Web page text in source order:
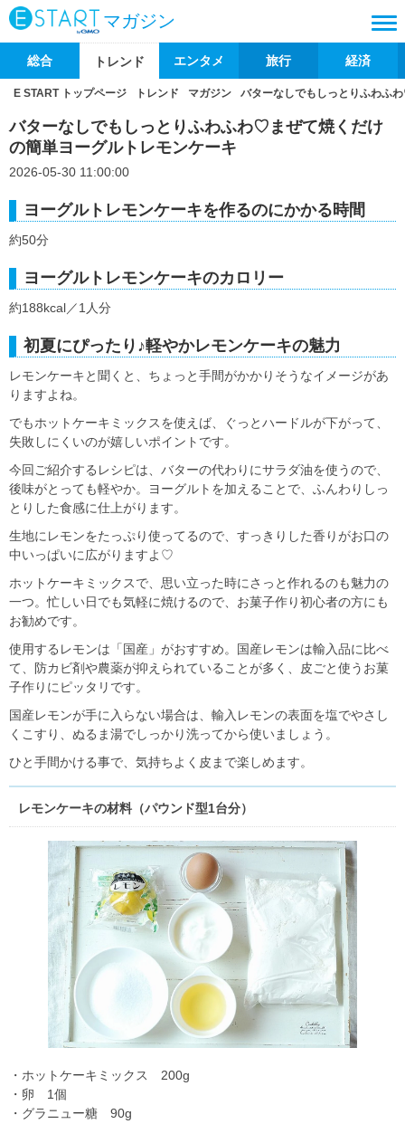
マガジン
総合 トレンド エンタメ 旅行 経済
E START トップページ トレンド マガジン バターなしでもしっとりふわふ
バターなしでもしっとりふわふわ♡まぜて焼くだけ
の簡単ヨーグルトレモンケーキ
2026-05-30 11:00:00
ヨーグルトレモンケーキを作るのにかかる時間
約50分
ヨーグルトレモンケーキのカロリー
約188kcal／1人分
初夏にぴったり♪軽やかレモンケーキの魅力
レモンケーキと聞くと、ちょっと手間がかかりそうなイメージがあ
りますよね。
でもホットケーキミックスを使えば、ぐっとハードルが下がって、
失敗しにくいのが嬉しいポイントです。
今回ご紹介するレシピは、バターの代わりにサラダ油を使うので、
後味がとっても軽やか。ヨーグルトを加えることで、ふんわりしっ
とりした食感に仕上がります。
生地にレモンをたっぷり使ってるので、すっきりした香りがお口の
中いっぱいに広がりますよ♡
ホットケーキミックスで、思い立った時にさっと作れるのも魅力の
一つ。忙しい日でも気軽に焼けるので、お菓子作り初心者の方にも
お勧めです。
使用するレモンは「国産」がおすすめ。国産レモンは輸入品に比べ
て、防カビ剤や農薬が抑えられていることが多く、皮ごと使うお菓
子作りにピッタリです。
国産レモンが手に入らない場合は、輸入レモンの表面を塩でやさし
くこすり、ぬるま湯でしっかり洗ってから使いましょう。
ひと手間かける事で、気持ちよく皮まで楽しめます。
レモンケーキの材料（パウンド型1台分）
・ホットケーキミックス 200g
・卵 1個
・グラニュー糖 90g